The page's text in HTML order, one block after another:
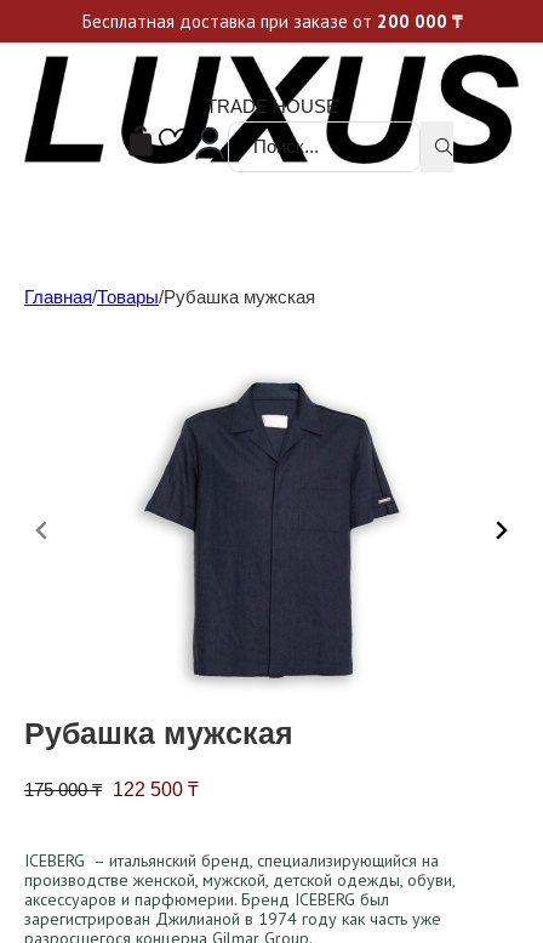
Уникальные акции и спецпредложения каждую неделю, не пропусти свой шанс
TRADE HOUSE
Поиск ...
Главная/Товары/Рубашка мужская
Рубашка мужская
175 000₸ Первоначальная цена составляла 175 000 ₸.
122 500 ₸Текущая цена: 122 500 ₸.
ICEBERG – итальянский бренд, специализирующийся на
производстве женской, мужской, детской одежды, обуви,
аксессуаров и парфюмерии. Бренд ICEBERG был
зарегистрирован Джилианой в 1974 году как часть уже
разросшегося концерна Gilmar Group.
Бесплатная доставка при заказе от 200 000 ₸